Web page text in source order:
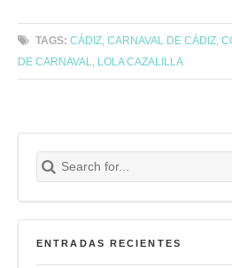
TAGS: CÁDIZ ,CARNAVAL DE CÁDIZ ,
DE CARNAVAL
LOLA CAZALILLA
Search for:
Buscar
ENTRADAS RECIENTES